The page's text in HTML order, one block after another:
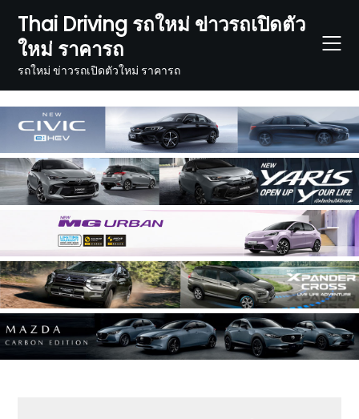
content
Thai Driving รถใหม่ ข่าวรถเปิดตัว
ใหม่ ราคารถ
รถใหม่ ข่าวรถเปิดตัวใหม่ ราคารถ